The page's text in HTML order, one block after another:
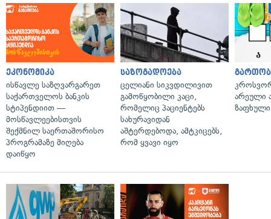
ეკონომიკა
ისწავლე საზღვარგარეთ
საქართველოს ბანკის
სტიპენდიით —
მოსწავლეებისთვის
შექმნილ საერთაშორისო
პროგრამაზე მიღება
დაიწყო
საზოგადოება
ცელიანი სიკვდილივით
გამოწყობილი კაცი,
რომელიც პაციენტებს
სახურავიდან
აშტერდებოდა, ამტკიცებს,
რომ ყვავი იყო
არეული